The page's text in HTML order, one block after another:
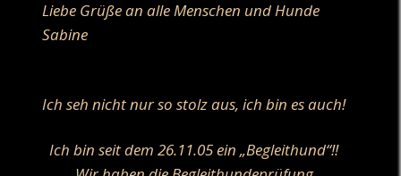
Liebe Grüße an alle Menschen und Hunde
Sabine
Ich seh nicht nur so stolz aus, ich bin es auch!
Ich bin seit dem 26.11.05 ein „Begleithund“!!